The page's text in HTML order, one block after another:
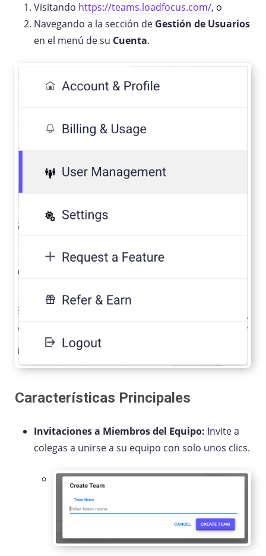
Visitando https://teams.loadfocus.com/, o
Navegando a la sección de Gestión de Usuarios
en el menú de su Cuenta.
Características Principales
Invitaciones a Miembros del Equipo: Invite a
colegas a unirse a su equipo con solo unos clics.